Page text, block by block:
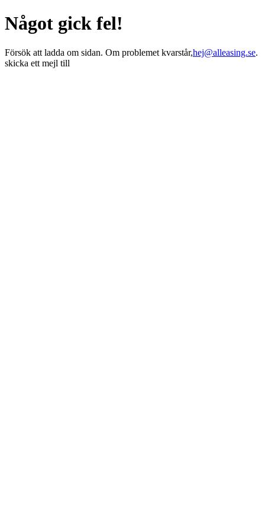
Något gick fel!
Försök att ladda om sidan. Om problemet kvarstår,hej@alleasing.se.
skicka ett mejl till